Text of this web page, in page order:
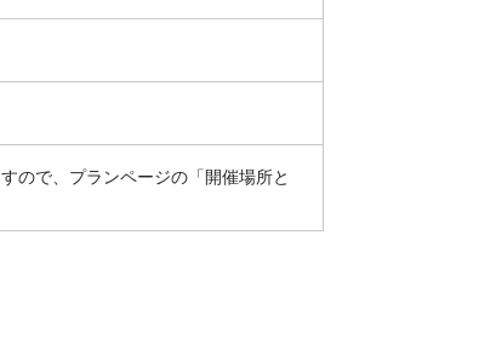
ので、プランページの「開催場所と